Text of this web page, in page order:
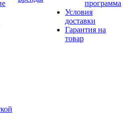
программа
Условия
доставки
Гарантия на
товар